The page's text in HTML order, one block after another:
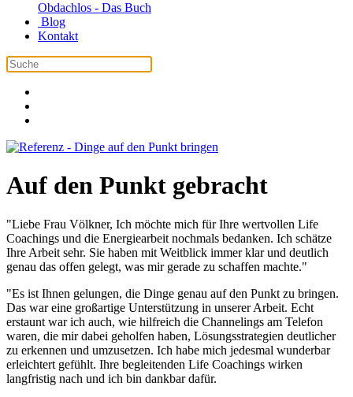
Obdachlos - Das Buch
Blog
Kontakt
Auf den Punkt gebracht
"Liebe Frau Völkner, Ich möchte mich für Ihre wertvollen Life
Coachings und die Energiearbeit nochmals bedanken. Ich schätze
Ihre Arbeit sehr. Sie haben mit Weitblick immer klar und deutlich
genau das offen gelegt, was mir gerade zu schaffen machte."
"Es ist Ihnen gelungen, die Dinge genau auf den Punkt zu bringen.
Das war eine großartige Unterstützung in unserer Arbeit. Echt
erstaunt war ich auch, wie hilfreich die Channelings am Telefon
waren, die mir dabei geholfen haben, Lösungsstrategien deutlicher
zu erkennen und umzusetzen. Ich habe mich jedesmal wunderbar
erleichtert gefühlt. Ihre begleitenden Life Coachings wirken
langfristig nach und ich bin dankbar dafür.